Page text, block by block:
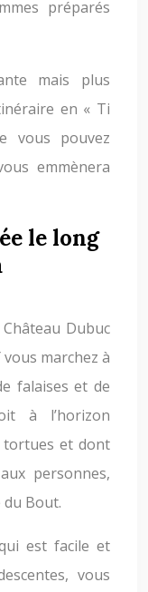
préparés
mais plus
en « Ti
vous pouvez
emmènera
le long
Dubuc
marchez à
falaises et de
à l’horizon
tortues et dont
personnes,
du Bout.
est facile et
vous